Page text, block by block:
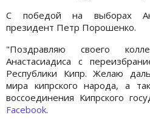
С победой на выборах
президент Петр Порошенко.
"Поздравляю своего
Анастасиадиса с
Республики Кипр. Желаю
мира кипрского народа, а
воссоединения Кипрского
Facebook.